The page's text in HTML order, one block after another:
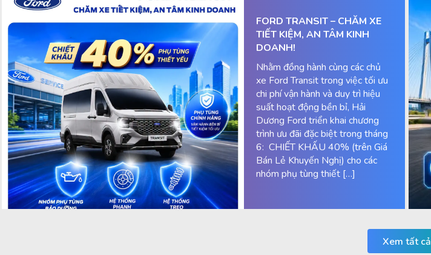
FORD TRANSIT – CHĂM XE
TIẾT KIỆM, AN TÂM KINH
DOANH!
Nhằm đồng hành cùng các chủ
xe Ford Transit trong việc tối ưu
chi phí vận hành và duy trì hiệu
suất hoạt động bền bỉ, Hải
Dương Ford triển khai chương
trình ưu đãi đặc biệt trong tháng
6: CHIẾT KHẤU 40% (trên Giá
Bán Lẻ Khuyến Nghị) cho các
nhóm phụ tùng thiết […]
Xem tất cả